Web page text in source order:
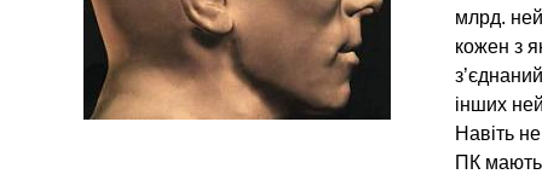
млрд.
кожен з
інших
Навіть
ПК мають